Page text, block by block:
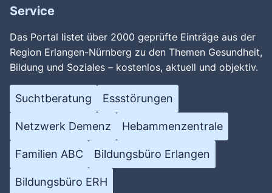
Service
Das Portal listet über 2000 geprüfte Einträge aus der
Region Erlangen-Nürnberg zu den Themen Gesundheit,
Bildung und Soziales – kostenlos, aktuell und objektiv.
Suchtberatung Essstörungen
Netzwerk Demenz Hebammenzentrale
Familien ABC Bildungsbüro Erlangen
Bildungsbüro ERH